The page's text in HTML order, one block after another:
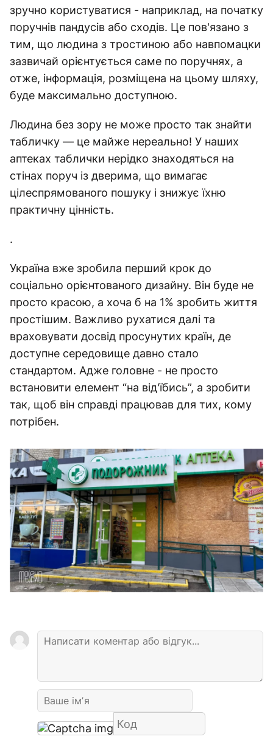
зручно користуватися - наприклад, на початку
поручнів пандусів або сходів. Це пов'язано з
тим, що людина з тростиною або навпомацки
зазвичай орієнтується саме по поручнях, а
отже, інформація, розміщена на цьому шляху,
буде максимально доступною.
Людина без зору не може просто так знайти
табличку — це майже нереально! У наших
аптеках таблички нерідко знаходяться на
стінах поруч із дверима, що вимагає
цілеспрямованого пошуку і знижує їхню
практичну цінність.
.
Україна вже зробила перший крок до
соціально орієнтованого дизайну. Він буде не
просто красою, а хоча б на 1% зробить життя
простішим. Важливо рухатися далі та
враховувати досвід просунутих країн, де
доступне середовище давно стало
стандартом. Адже головне - не просто
встановити елемент “на від'їбись”, а зробити
так, щоб він справді працював для тих, кому
потрібен.